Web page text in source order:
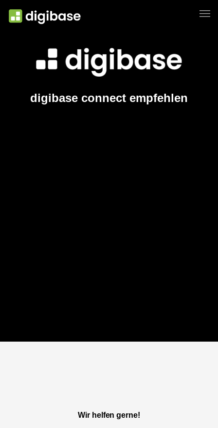
digibase connect empfehlen
Wir helfen gerne!